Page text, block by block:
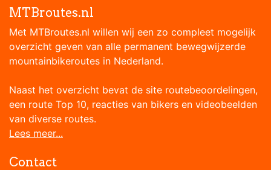
MTBroutes.nl
Met MTBroutes.nl willen wij een zo compleet mogelijk
overzicht geven van alle permanent bewegwijzerde
mountainbikeroutes in Nederland.
Naast het overzicht bevat de site routebeoordelingen,
een route Top 10, reacties van bikers en videobeelden
van diverse routes.
Lees meer...
Contact